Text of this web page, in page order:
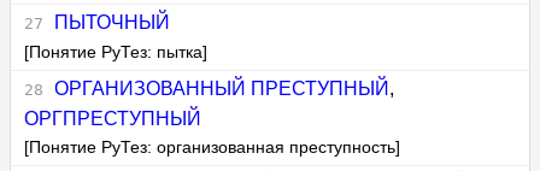
ПЫТОЧНЫЙ
[Понятие РуТез: пытка]
ОРГАНИЗОВАННЫЙ ПРЕСТУПНЫЙ ,
ОРГПРЕСТУПНЫЙ
[Понятие РуТез: организованная преступность]